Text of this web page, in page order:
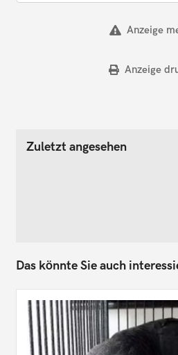
Anzeige
Anzeige
Zuletzt angesehen
Das könnte Sie auch